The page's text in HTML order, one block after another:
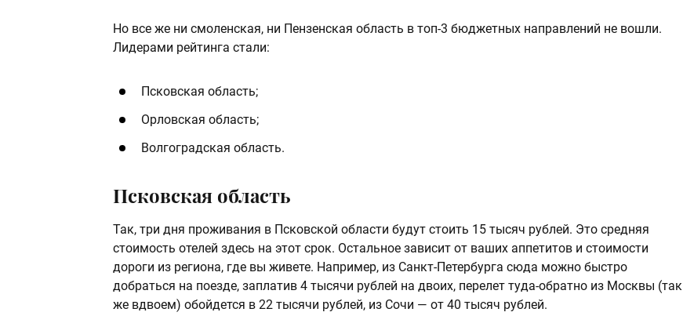
Но все же ни смоленская, ни Пензенская область в топ-3 бюджетных направлений не вошли.
Лидерами рейтинга стали:
Псковская область;
Орловская область;
Волгоградская область.
Псковская область
Так, три дня проживания в Псковской области будут стоить 15 тысяч рублей. Это средняя
стоимость отелей здесь на этот срок. Остальное зависит от ваших аппетитов и стоимости
дороги из региона, где вы живете. Например, из Санкт-Петербурга сюда можно быстро
добраться на поезде, заплатив 4 тысячи рублей на двоих, перелет туда-обратно из Москвы (так
же вдвоем) обойдется в 22 тысячи рублей, из Сочи — от 40 тысяч рублей.